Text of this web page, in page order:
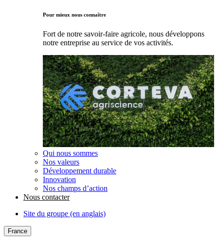
Pour mieux nous connaître
Fort de notre savoir-faire agricole, nous développons
notre entreprise au service de vos activités.
Qui nous sommes
Nos valeurs
Développement durable
Innovation
Nos champs d’action
Nous contacter
Site du groupe (en anglais)
France